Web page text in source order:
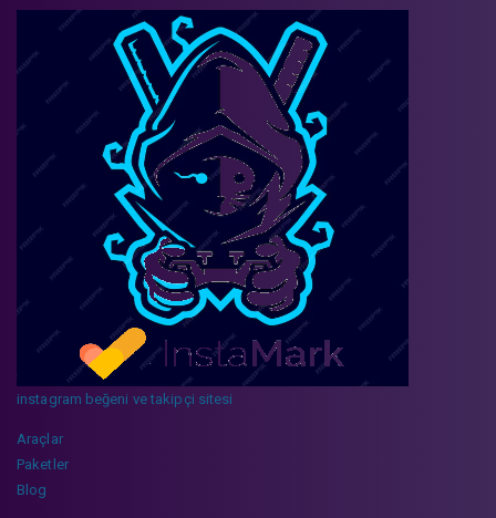
instagram beğeni ve takipçi sitesi
Araçlar
Paketler
Blog